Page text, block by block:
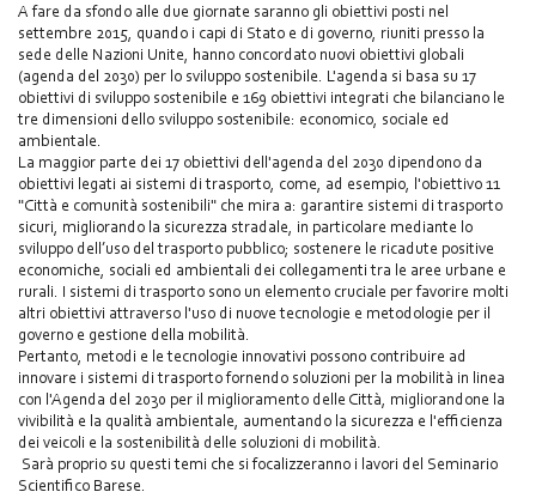
A fare da sfondo alle due giornate saranno gli obiettivi posti nel
settembre 2015, quando i capi di Stato e di governo, riuniti presso la
sede delle Nazioni Unite, hanno concordato nuovi obiettivi globali
(agenda del 2030) per lo sviluppo sostenibile. L'agenda si basa su 17
obiettivi di sviluppo sostenibile e 169 obiettivi integrati che bilanciano le
tre dimensioni dello sviluppo sostenibile: economico, sociale ed
ambientale.
La maggior parte dei 17 obiettivi dell'agenda del 2030 dipendono da
obiettivi legati ai sistemi di trasporto, come, ad esempio, l'obiettivo 11
"Città e comunità sostenibili" che mira a: garantire sistemi di trasporto
sicuri, migliorando la sicurezza stradale, in particolare mediante lo
sviluppo dell’uso del trasporto pubblico; sostenere le ricadute positive
economiche, sociali ed ambientali dei collegamenti tra le aree urbane e
rurali. I sistemi di trasporto sono un elemento cruciale per favorire molti
altri obiettivi attraverso l'uso di nuove tecnologie e metodologie per il
governo e gestione della mobilità.
Pertanto, metodi e le tecnologie innovativi possono contribuire ad
innovare i sistemi di trasporto fornendo soluzioni per la mobilità in linea
con l'Agenda del 2030 per il miglioramento delle Città, migliorandone la
vivibilità e la qualità ambientale, aumentando la sicurezza e l'efficienza
dei veicoli e la sostenibilità delle soluzioni di mobilità.
Sarà proprio su questi temi che si focalizzeranno i lavori del Seminario
Scientifico Barese.